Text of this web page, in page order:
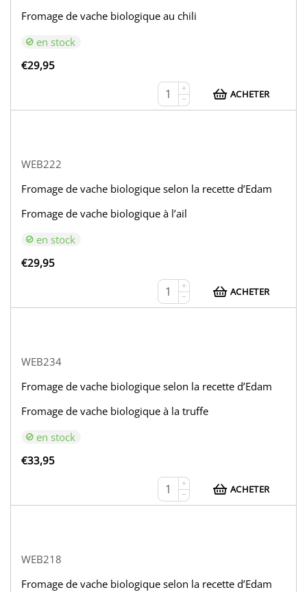
Fromage de vache biologique au chili
en stock
€29,95
+
−
ACHETER
WEB222
Fromage de vache biologique selon la recette d’Edam
Fromage de vache biologique à l’ail
en stock
€29,95
+
−
ACHETER
WEB234
Fromage de vache biologique selon la recette d’Edam
Fromage de vache biologique à la truffe
en stock
€33,95
+
−
ACHETER
WEB218
Fromage de vache biologique selon la recette d’Edam